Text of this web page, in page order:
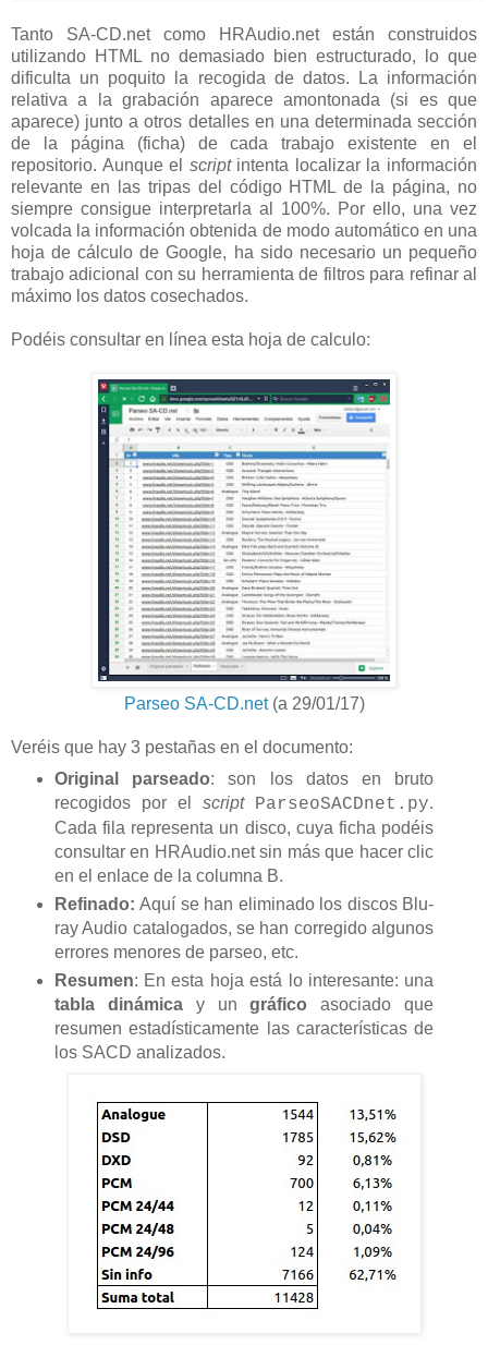
Tanto SA-CD.net como HRAudio.net están construidos
utilizando HTML no demasiado bien estructurado, lo que
dificulta un poquito la recogida de datos. La información
relativa a la grabación aparece amontonada (si es que
aparece) junto a otros detalles en una determinada sección
de la página (ficha) de cada trabajo existente en el
repositorio. Aunque el scriptintenta localizar la información
relevante en las tripas del código HTML de la página, no
siempre consigue interpretarla al 100%. Por ello, una vez
volcada la información obtenida de modo automático en una
hoja de cálculo de Google, ha sido necesario un pequeño
trabajo adicional con su herramienta de filtros para refinar al
máximo los datos cosechados.
Podéis consultar en línea esta hoja de calculo:
Parseo SA-CD.net(a 29/01/17)
Veréis que hay 3 pestañas en el documento:
Original parseado: son los datos en bruto
recogidos por elscript ParseoSACDnet.py.
Cada fila representa un disco, cuya ficha podéis
consultar en HRAudio.net sin más que hacer clic
en el enlace de la columna B.
Refinado:Aquí se han eliminado los discos Blu-
ray Audio catalogados, se han corregido algunos
errores menores de parseo, etc.
Resumen: En esta hoja está lo interesante: una
tabla dinámicay ungráfico asociado que
resumen estadísticamente las características de
los SACD analizados.